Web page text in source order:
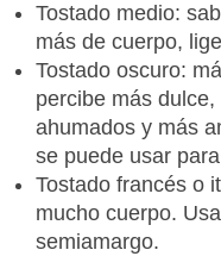
Tostado medio:
más de cuerpo,
Tostado oscuro:
percibe más
ahumados y más
se puede usar
Tostado francés o
mucho cuerpo.
semiamargo.